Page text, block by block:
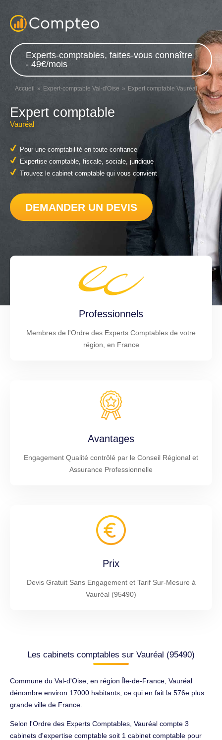
Experts-comptables, faites-vous connaître
- 49€/mois
Accueil Expert-comptable Val-d'Oise Expert comptable Vauréal
Expert comptable
Vauréal
Pour une comptabilité en toute confiance
Expertise comptable, fiscale, sociale, juridique
Trouvez le cabinet comptable qui vous convient
DEMANDER UN DEVIS
Professionnels
Membres de l'Ordre des Experts Comptables de votre
région, en France
Avantages
Engagement Qualité contrôlé par le Conseil Régional et
Assurance Professionnelle
Prix
Devis Gratuit Sans Engagement et Tarif Sur-Mesure à
Vauréal (95490)
Les cabinets comptables sur Vauréal (95490)
Commune du Val-d'Oise, en région Île-de-France, Vauréal
dénombre environ 17000 habitants, ce qui en fait la 576e plus
grande ville de France.
Selon l'Ordre des Experts Comptables, Vauréal compte 3
cabinets d'expertise comptable soit 1 cabinet comptable pour